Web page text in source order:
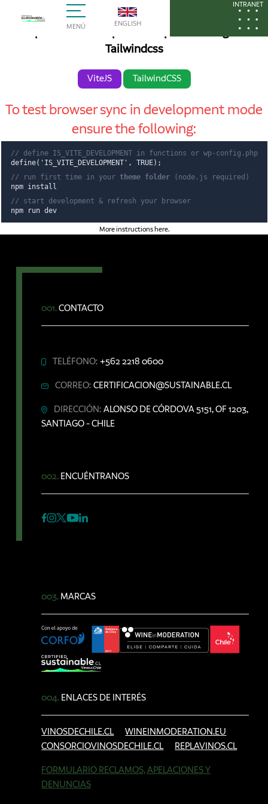
MENÚ ENGLISH
INTRANET
Hello World!
Wordpress Theme rapid development using Vite &
Tailwindcss
ViteJS TailwindCSS
To test browser sync in development mode
ensure the following:
// define IS_VITE_DEVELOPMENT in functions or wp-config.php
define('IS_VITE_DEVELOPMENT', TRUE);
// run first time in your theme folder(node.js required)
npm install
// start development & refresh your browser
npm run dev
More instructions here.
001.CONTACTO
TELÉFONO: +562 2218 0600
CORREO: CERTIFICACION@SUSTAINABLE.CL
DIRECCIÓN: ALONSO DE CÓRDOVA 5151, OF 1203,
SANTIAGO - CHILE
002. ENCUÉNTRANOS
003. MARCAS
004. ENLACES DE INTERÉS
VINOSDECHILE.CL
WINEINMODERATION.EU
CONSORCIOVINOSDECHILE.CL
REPLAVINOS.CL
FORMULARIO RECLAMOS, APELACIONES Y
DENUNCIAS